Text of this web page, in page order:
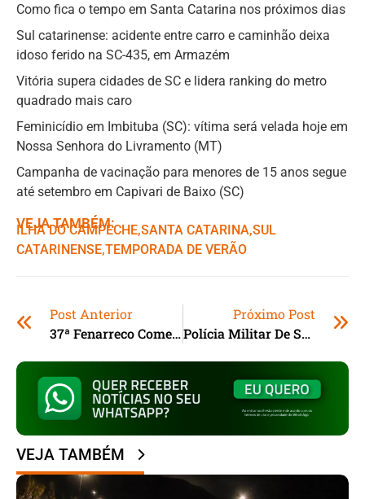
Como fica o tempo em Santa Catarina nos próximos dias
Sul catarinense: acidente entre carro e caminhão deixa
idoso ferido na SC-435, em Armazém
Vitória supera cidades de SC e lidera ranking do metro
quadrado mais caro
Feminicídio em Imbituba (SC): vítima será velada hoje em
Nossa Senhora do Livramento (MT)
Campanha de vacinação para menores de 15 anos segue
até setembro em Capivari de Baixo (SC)
VEJA TAMBÉM:
ILHA DO CAMPECHE,ㅤSANTA CATARINA,ㅤSUL
CATARINENSE,ㅤTEMPORADA DE VERÃO
Post Anterior
37ª Fenarreco Começa Em Brusque (SC)
Próximo Post
Polícia Militar De SC Recebe Novas Viaturas
VEJA TAMBÉM